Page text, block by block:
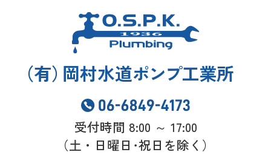
（有） 岡村水道ポンプ工業所
受付時間 8:00 ～ 17:00
（土・日曜日･祝日を除く）